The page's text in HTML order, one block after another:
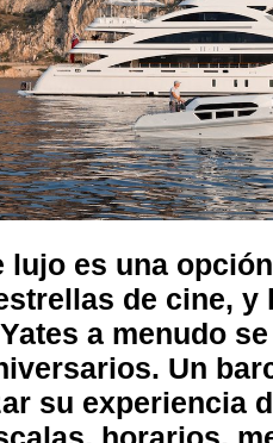
lujo es una
de cine,
a menudo
Un
su experiencia